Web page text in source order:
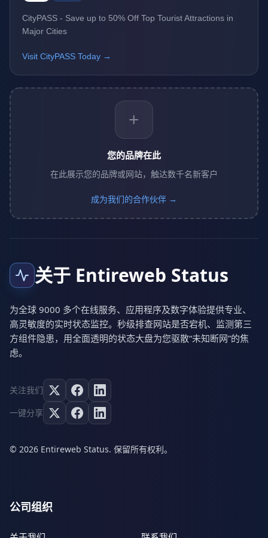
CityPASS - Save up to 50% Off Top Tourist Attractions in
Major Cities
Visit CityPASS Today →
+
您的品牌在此
在此展示您的品牌或网站，触达数千名新客户
成为我们的合作伙伴 →
关于 Entireweb Status
为全球 9000 多个在线服务、应用程序及数字体验提供专业、
高灵敏度的实时状态监控。秒级排查网站是否宕机、监测第三
方组件隐患，用全面透明的状态大盘为您驱散“未知断网”的焦
虑。
关注我们
一键分享
© 2026 Entireweb Status. 保留所有权利。
公司组织